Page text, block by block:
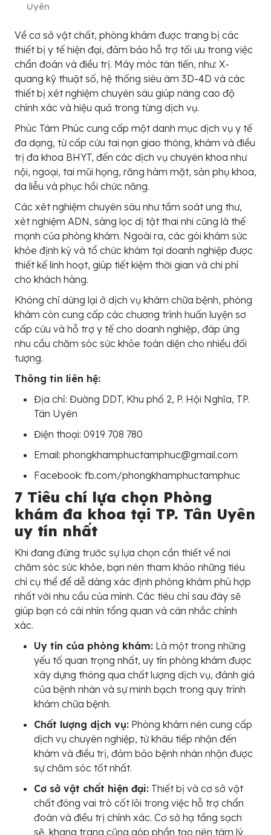
Uyên
Về cơ sở vật chất, phòng khám được trang bị các
thiết bị y tế hiện đại, đảm bảo hỗ trợ tối ưu trong việc
chẩn đoán và điều trị. Máy móc tân tiến, như: X-
quang kỹ thuật số, hệ thống siêu âm 3D-4D và các
thiết bị xét nghiệm chuyên sâu giúp nâng cao độ
chính xác và hiệu quả trong từng dịch vụ.
Phúc Tâm Phúc cung cấp một danh mục dịch vụ y tế
đa dạng, từ cấp cứu tai nạn giao thông, khám và điều
trị đa khoa BHYT, đến các dịch vụ chuyên khoa như
nội, ngoại, tai mũi họng, răng hàm mặt, sản phụ khoa,
da liễu và phục hồi chức năng.
Các xét nghiệm chuyên sâu như tầm soát ung thư,
xét nghiệm ADN, sàng lọc dị tật thai nhi cũng là thế
mạnh của phòng khám. Ngoài ra, các gói khám sức
khỏe định kỳ và tổ chức khám tại doanh nghiệp được
thiết kế linh hoạt, giúp tiết kiệm thời gian và chi phí
cho khách hàng.
Không chỉ dừng lại ở dịch vụ khám chữa bệnh, phòng
khám còn cung cấp các chương trình huấn luyện sơ
cấp cứu và hỗ trợ y tế cho doanh nghiệp, đáp ứng
nhu cầu chăm sóc sức khỏe toàn diện cho nhiều đối
tượng.
Thông tin liên hệ:
Địa chỉ: Đường DDT, Khu phố 2, P. Hội Nghĩa, TP.
Tân Uyên
Điện thoại: 0919 708 780
Email: phongkhamphuctamphuc@gmail.com
Facebook: fb.com/phongkhamphuctamphuc
7 Tiêu chí lựa chọn Phòng
khám đa khoa tại TP. Tân Uyên
uy tín nhất
Khi đang đứng trước sự lựa chọn cần thiết về nơi
chăm sóc sức khỏe, bạn nên tham khảo những tiêu
chí cụ thể để dễ dàng xác định phòng khám phù hợp
nhất với nhu cầu của mình. Các tiêu chí sau đây sẽ
giúp bạn có cái nhìn tổng quan và cân nhắc chính
xác.
Uy tín của phòng khám: Là một trong những
yếu tố quan trọng nhất, uy tín phòng khám được
xây dựng thông qua chất lượng dịch vụ, đánh giá
của bệnh nhân và sự minh bạch trong quy trình
khám chữa bệnh.
Chất lượng dịch vụ: Phòng khám nên cung cấp
dịch vụ chuyên nghiệp, từ khâu tiếp nhận đến
khám và điều trị, đảm bảo bệnh nhân nhận được
sự chăm sóc tốt nhất.
Cơ sở vật chất hiện đại: Thiết bị và cơ sở vật
chất đóng vai trò cốt lõi trong việc hỗ trợ chẩn
đoán và điều trị chính xác. Cơ sở hạ tầng sạch
sẽ, khang trang cũng góp phần tạo nên tâm lý